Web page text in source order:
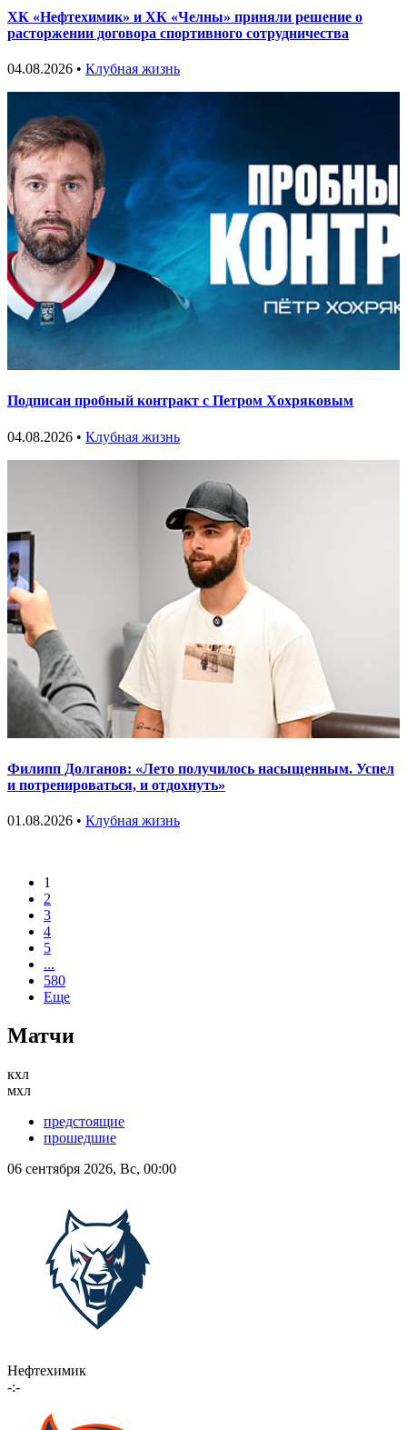
ХК «Нефтехимик» и ХК «Челны» приняли решение о
расторжении договора спортивного сотрудничества
04.08.2026 • Клубная жизнь
Подписан пробный контракт с Петром Хохряковым
04.08.2026 • Клубная жизнь
Филипп Долганов: «Лето получилось насыщенным. Успел
и потренироваться, и отдохнуть»
01.08.2026 • Клубная жизнь
1
2
3
4
5
...
580
Еще
Матчи
кхл
мхл
предстоящие
прошедшие
06 сентября 2026, Вс, 00:00
Нефтехимик
-:-